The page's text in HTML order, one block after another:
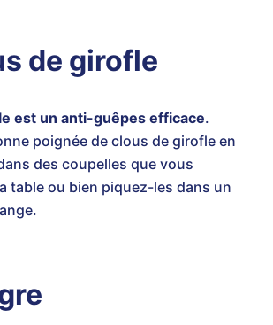
de girofle
est un anti-guêpes efficace.
poignée de clous de girofle en
des coupelles que vous
table ou bien piquez-les dans un